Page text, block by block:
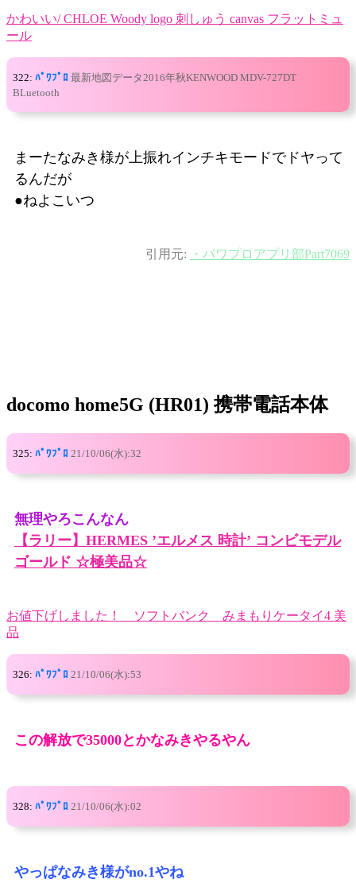
かわいい/ CHLOE Woody logo 刺しゅう canvas フラットミュ
ール
322: ﾊﾟﾜﾌﾟﾛ 最新地図データ2016年秋KENWOOD MDV-727DT
BLuetooth
まーたなみき様が上振れインチキモードでドヤって
るんだが
●ねよこいつ
引用元: ・パワプロアプリ部Part7069
docomo home5G (HR01) 携帯電話本体
325: ﾊﾟﾜﾌﾟﾛ 21/10/06(水):32
無理やろこんなん
【ラリー】HERMES ’エルメス 時計’ コンビモデル
ゴールド ☆極美品☆
お値下げしました！ ソフトバンク みまもりケータイ4 美
品
326: ﾊﾟﾜﾌﾟﾛ 21/10/06(水):53
この解放で35000とかなみきやるやん
328: ﾊﾟﾜﾌﾟﾛ 21/10/06(水):02
やっぱなみき様がno.1やね